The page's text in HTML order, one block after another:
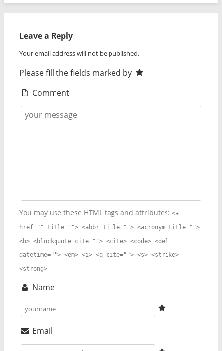
Leave a Reply
Your email address will not be published.
Please fill the fields marked by
Comment
You may use these HTMLtags and attributes: <a
href="" title=""> <abbr title=""> <acronym title="">
<b> <blockquote cite=""> <cite> <code> <del
datetime=""> <em> <i> <q cite=""> <s> <strike>
<strong>
Name
Email